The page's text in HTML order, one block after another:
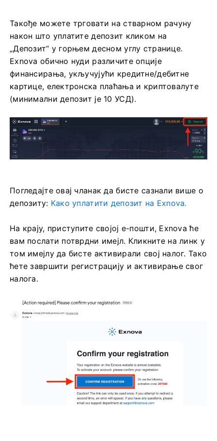
Такође можете трговати на стварном рачуну
након што уплатите депозит кликом на
„Депозит“ у горњем десном углу странице.
Exnova обично нуди различите опције
финансирања, укључујући кредитне/дебитне
картице, електронска плаћања и криптовалуте
(минимални депозит је 10 УСД).
Погледајте овај чланак да бисте сазнали више о
депозиту: Како уплатити депозит на Exnova.
На крају, приступите својој е-пошти, Exnova ће
вам послати потврдни имејл. Кликните на линк у
том имејлу да бисте активирали свој налог. Тако
ћете завршити регистрацију и активирање свог
налога.